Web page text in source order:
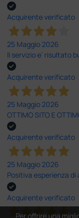
Acquirente verificato
25 Maggio 2026
Il servizio e’ risultato
Acquirente verificato
25 Maggio 2026
OTTIMO SITO E
Acquirente verificato
25 Maggio 2026
Positiva esperienza
Acquirente verificato
Per offrire una